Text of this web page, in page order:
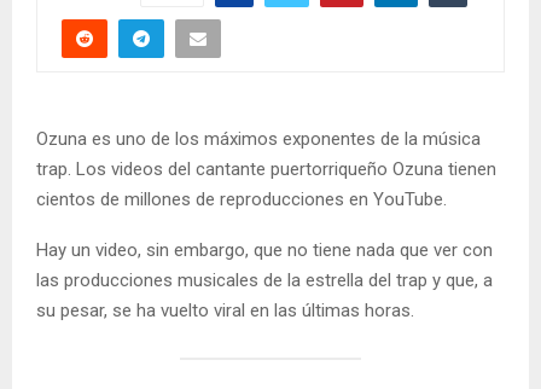
Ozuna es uno de los máximos exponentes de la música
trap. Los videos del cantante puertorriqueño Ozuna tienen
cientos de millones de reproducciones en YouTube.
Hay un video, sin embargo, que no tiene nada que ver con
las producciones musicales de la estrella del trap y que, a
su pesar, se ha vuelto viral en las últimas horas.